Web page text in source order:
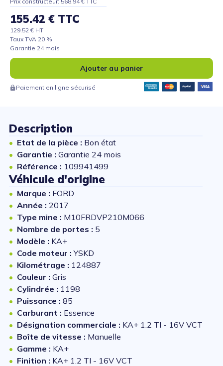
155.42 € TTC
129.52 € HT
Taux TVA 20 %
Garantie 24 mois
Ajouter au panier
Paiement en ligne sécurisé
Description
Etat de la pièce : Bon état
Garantie : Garantie 24 mois
Référence : 109941499
Véhicule d'origine
Marque : FORD
Année : 2017
Type mine : M10FRDVP210M066
Nombre de portes : 5
Modèle : KA+
Code moteur :YSKD
Kilométrage : 124887
Couleur : Gris
Cylindrée : 1198
Puissance : 85
Carburant : Essence
Désignation commerciale : KA+ 1.2 TI - 16V VCT
Boîte de vitesse : Manuelle
Gamme : KA+
Finition : KA+ 1.2 TI - 16V VCT